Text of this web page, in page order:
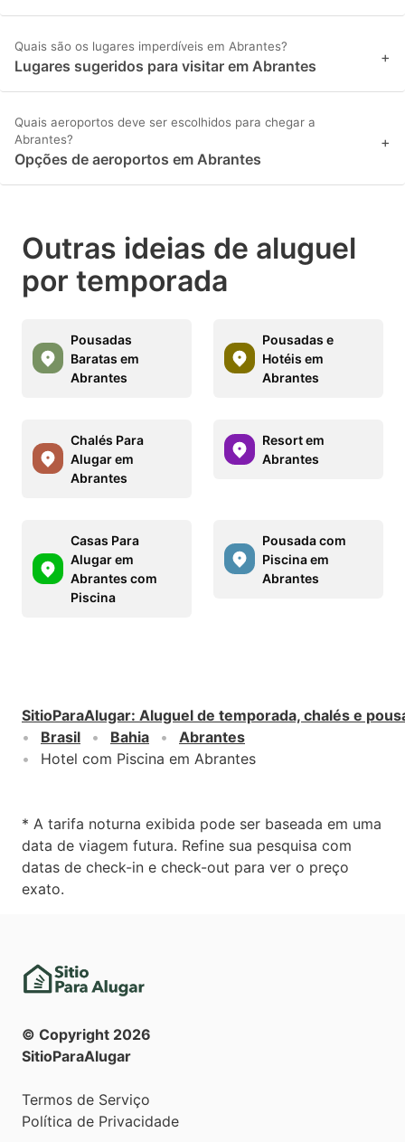
Quais são os lugares imperdíveis em Abrantes?
Lugares sugeridos para visitar em Abrantes +
Quais aeroportos deve ser escolhidos para chegar a
Abrantes?
Opções de aeroportos em Abrantes
+
Outras ideias de aluguel
por temporada
Pousadas
Baratas em
Abrantes
Pousadas e
Hotéis em
Abrantes
Chalés Para
Alugar em
Abrantes
Resort em
Abrantes
Casas Para
Alugar em
Abrantes com
Piscina
Pousada com
Piscina em
Abrantes
SitioParaAlugar: Aluguel de temporada, chalés e
Brasil
Bahia
Abrantes
Hotel com Piscina em Abrantes
* A tarifa noturna exibida pode ser baseada em uma
data de viagem futura. Refine sua pesquisa com
datas de check-in e check-out para ver o preço
exato.
© Copyright 2026
SitioParaAlugar
Termos de Serviço
Política de Privacidade